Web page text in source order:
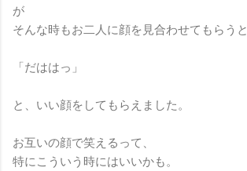
が
そんな時もお二人に顔を見合わせてもらうと
「だははっ」
と、いい顔をしてもらえました。
お互いの顔で笑えるって、
特にこういう時にはいいかも。